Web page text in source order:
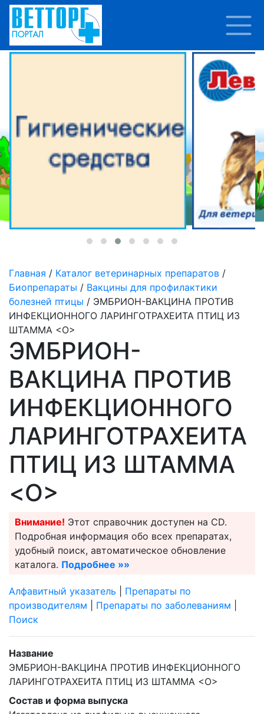
Главная / Каталог ветеринарных препаратов /
Биопрепараты / Вакцины для профилактики
болезней птицы / ЭМБРИОН-ВАКЦИНА ПРОТИВ
ИНФЕКЦИОННОГО ЛАРИНГОТРАХЕИТА ПТИЦ ИЗ
ШТАММА <О>
ЭМБРИОН-
ВАКЦИНА ПРОТИВ
ИНФЕКЦИОННОГО
ЛАРИНГОТРАХЕИТА
ПТИЦ ИЗ ШТАММА
<О>
Внимание! Этот справочник доступен на CD.
Подробная информация обо всех препаратах,
удобный поиск, автоматическое обновление
каталога. Подробнее »»
Алфавитный указатель
Препараты по
производителям
Препараты по заболеваниям
Поиск
Название
ЭМБРИОН-ВАКЦИНА ПРОТИВ ИНФЕКЦИОННОГО
ЛАРИНГОТРАХЕИТА ПТИЦ ИЗ ШТАММА <О>
Состав и форма выпуска